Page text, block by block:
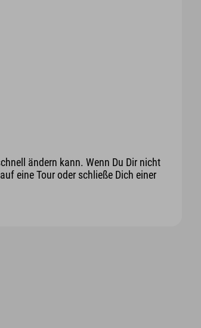
ändern kann. Wenn Du Dir nicht
eine Tour oder schließe Dich einer